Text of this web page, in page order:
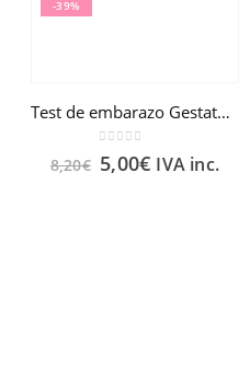
-39%
Test de embarazo Gestatest
0out of 5
8,20€ 5,00€ IVA inc.